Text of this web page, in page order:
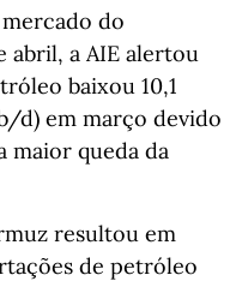
do
abril, a AIE alertou
baixou 10,1
d) em março devido
maior queda da
resultou em
de petróleo